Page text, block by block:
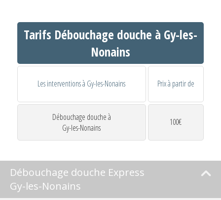
Tarifs Débouchage douche à Gy-les-
Nonains
Les interventions à Gy-les-Nonains Prix à partir de
Débouchage douche à
Gy-les-Nonains
100€
Débouchage douche Express
Gy-les-Nonains